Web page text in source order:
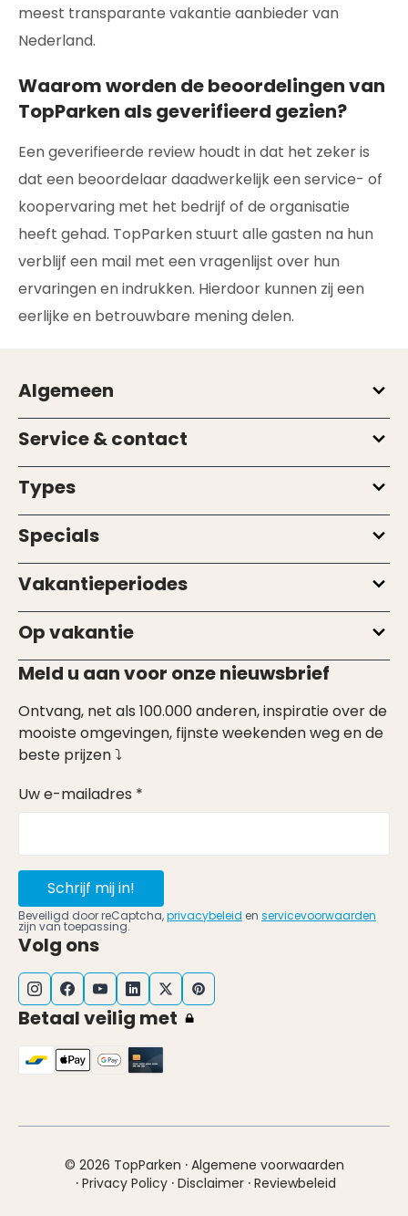
meest transparante vakantie aanbieder van
Nederland.
Waarom worden de beoordelingen van
TopParken als geverifieerd gezien?
Een geverifieerde review houdt in dat het zeker is
dat een beoordelaar daadwerkelijk een service- of
koopervaring met het bedrijf of de organisatie
heeft gehad. TopParken stuurt alle gasten na hun
verblijf een mail met een vragenlijst over hun
ervaringen en indrukken. Hierdoor kunnen zij een
eerlijke en betrouwbare mening delen.
Algemeen
Service & contact
Types
Specials
Vakantieperiodes
Op vakantie
Meld u aan voor onze nieuwsbrief
Ontvang, net als 100.000 anderen, inspiratie over de
mooiste omgevingen, fijnste weekenden weg en de
beste prijzen ⤵
Uw e-mailadres *
Schrijf mij in!
Beveiligd door reCaptcha,privacybeleid en servicevoorwaarden
zijn van toepassing.
Volg ons
Betaal veilig met
© 2026 TopParken · Algemene voorwaarden
· Privacy Policy · Disclaimer · Reviewbeleid